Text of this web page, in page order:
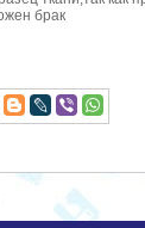
брак